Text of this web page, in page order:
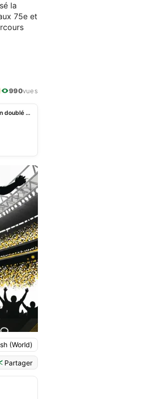
la
75e et
990vues
Mondial 2026 : l’Angleterre renverse la RD Congo en 16es avec un doublé de Kane
(World)
Partager